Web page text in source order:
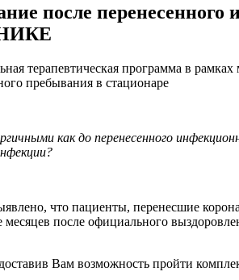
после
терапевтическая программа в
пребывания в стационаре
как до перенесенного
что пациенты, перенесшие
после официального
Вам возможность пройти